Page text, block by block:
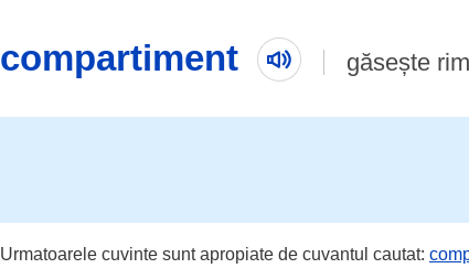
compartiment
găsește
Urmatoarele cuvinte sunt apropiate de cuvantul cautat: